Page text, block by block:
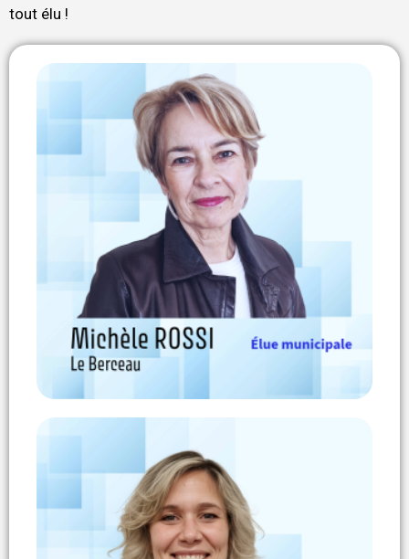
tout élu !